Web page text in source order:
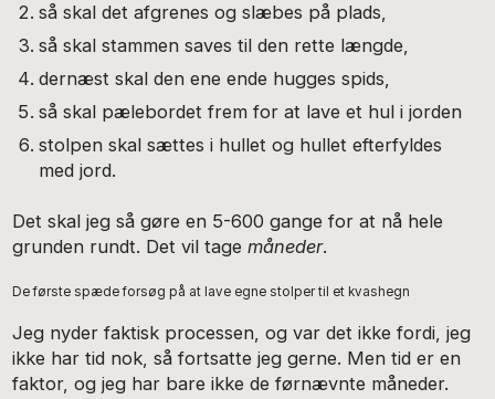
så skal det afgrenes og slæbes på plads,
så skal stammen saves til den rette længde,
dernæst skal den ene ende hugges spids,
så skal pælebordet frem for at lave et hul i jorden
stolpen skal sættes i hullet og hullet efterfyldes
med jord.
Det skal jeg så gøre en 5-600 gange for at nå hele
grunden rundt. Det vil tagemåneder.
De første spæde forsøg på at lave egne stolper til et kvashegn
Jeg nyder faktisk processen, og var det ikke fordi, jeg
ikke har tid nok, så fortsatte jeg gerne. Men tid er en
faktor, og jeg har bare ikke de førnævnte måneder.